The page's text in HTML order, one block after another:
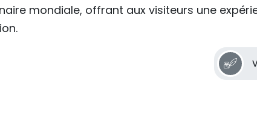
mondiale, offrant aux visiteurs une